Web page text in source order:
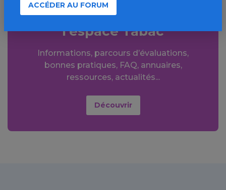
Aller plus loin sur
l’espace Tabac
Informations, parcours d’évaluations,
bonnes pratiques, FAQ, annuaires,
ressources, actualités...
Découvrir
ACCÉDER AU FORUM